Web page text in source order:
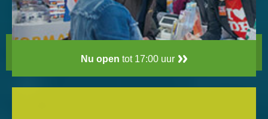
Nu open tot 17:00 uur